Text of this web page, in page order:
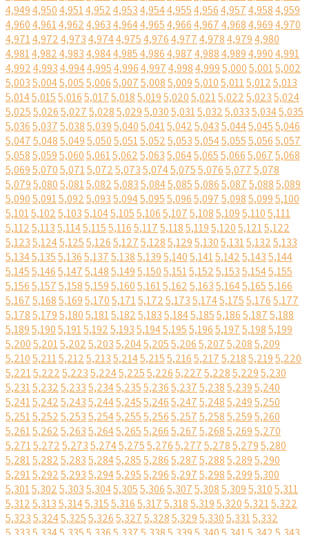
4,9494,9504,9514,9524,9534,9544,9554,9564,9574,9584,959
4,9604,9614,9624,9634,9644,9654,9664,9674,9684,9694,970
4,9714,9724,9734,9744,9754,9764,9774,9784,9794,980
4,9814,9824,9834,9844,9854,9864,9874,9884,9894,9904,991
4,9924,9934,9944,9954,9964,9974,9984,9995,0005,0015,002
5,0035,0045,0055,0065,0075,0085,0095,0105,0115,0125,013
5,0145,0155,0165,0175,0185,0195,0205,0215,0225,0235,024
5,0255,0265,0275,0285,0295,0305,0315,0325,0335,0345,035
5,0365,0375,0385,0395,0405,0415,0425,0435,0445,0455,046
5,0475,0485,0495,0505,0515,0525,0535,0545,0555,0565,057
5,0585,0595,0605,0615,0625,0635,0645,0655,0665,0675,068
5,0695,0705,0715,0725,0735,0745,0755,0765,0775,078
5,0795,0805,0815,0825,0835,0845,0855,0865,0875,0885,089
5,0905,0915,0925,0935,0945,0955,0965,0975,0985,0995,100
5,1015,1025,1035,1045,1055,1065,1075,1085,1095,1105,111
5,1125,1135,1145,1155,1165,1175,1185,1195,1205,1215,122
5,1235,1245,1255,1265,1275,1285,1295,1305,1315,1325,133
5,1345,1355,1365,1375,1385,1395,1405,1415,1425,1435,144
5,1455,1465,1475,1485,1495,1505,1515,1525,1535,1545,155
5,1565,1575,1585,1595,1605,1615,1625,1635,1645,1655,166
5,1675,1685,1695,1705,1715,1725,1735,1745,1755,1765,177
5,1785,1795,1805,1815,1825,1835,1845,1855,1865,1875,188
5,1895,1905,1915,1925,1935,1945,1955,1965,1975,1985,199
5,2005,2015,2025,2035,2045,2055,2065,2075,2085,209
5,2105,2115,2125,2135,2145,2155,2165,2175,2185,2195,220
5,2215,2225,2235,2245,2255,2265,2275,2285,2295,230
5,2315,2325,2335,2345,2355,2365,2375,2385,2395,240
5,2415,2425,2435,2445,2455,2465,2475,2485,2495,250
5,2515,2525,2535,2545,2555,2565,2575,2585,2595,260
5,2615,2625,2635,2645,2655,2665,2675,2685,2695,270
5,2715,2725,2735,2745,2755,2765,2775,2785,2795,280
5,2815,2825,2835,2845,2855,2865,2875,2885,2895,290
5,2915,2925,2935,2945,2955,2965,2975,2985,2995,300
5,3015,3025,3035,3045,3055,3065,3075,3085,3095,3105,311
5,3125,3135,3145,3155,3165,3175,3185,3195,3205,3215,322
5,3235,3245,3255,3265,3275,3285,3295,3305,3315,332